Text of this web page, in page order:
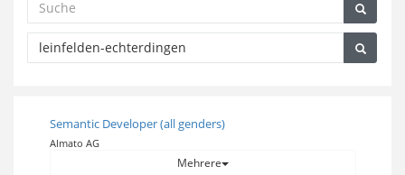
Semantic Developer (all genders)
Almato AG
Mehrere